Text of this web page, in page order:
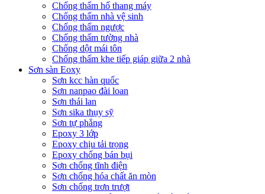
Chống thấm hố thang máy
Chống thấm nhà vệ sinh
Chống thấm ngược
Chống thấm tường nhà
Chống dột mái tôn
Chống thấm khe tiếp giáp giữa 2 nhà
Sơn sàn Eoxy
Sơn kcc hàn quốc
Sơn nanpao đài loan
Sơn thái lan
Sơn sika thụy sỹ
Sơn tự phẳng
Epoxy 3 lớp
Epoxy chịu tải trọng
Epoxy chống bán bụi
Sơn chống tĩnh điện
Sơn chống hóa chất ăn mòn
Sơn chống trơn trượt